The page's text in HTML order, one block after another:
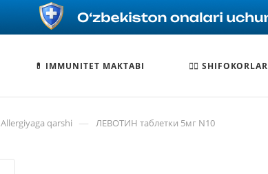
💊 IMMUNITET MAKTABI 🧑‍⚕️ SHIFOKORLAR
Allergiyaga qarshi — ЛЕВОТИН таблетки 5мг N10